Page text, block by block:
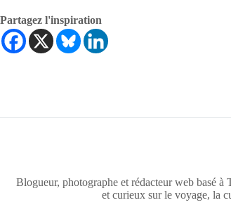
Partagez l'inspiration
Blogueur, photographe et rédacteur web basé
et curieux sur le voyage, la